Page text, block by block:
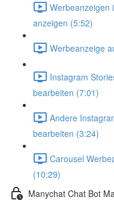
Werbeanzeigen
anzeigen (5:52)
Werbeanzeige
Instagram
bearbeiten (7:01)
Andere
bearbeiten (3:24)
Carousel
(10:29)
Manychat Chat Bot